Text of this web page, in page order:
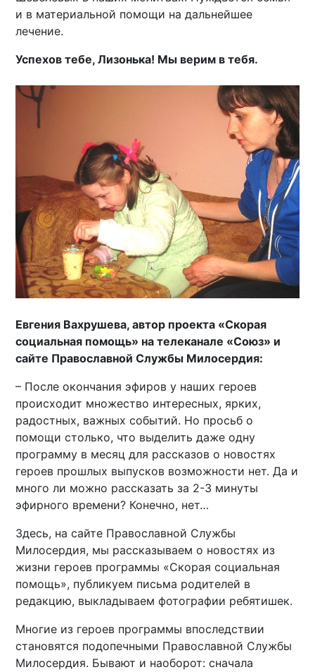
и в материальной помощи на дальнейшее
лечение.
Успехов тебе, Лизонька! Мы верим в тебя.
Евгения Вахрушева, автор проекта «Скорая
социальная помощь» на телеканале «Союз» и
сайте Православной Службы Милосердия:
– После окончания эфиров у наших героев
происходит множество интересных, ярких,
радостных, важных событий. Но просьб о
помощи столько, что выделить даже одну
программу в месяц для рассказов о новостях
героев прошлых выпусков возможности нет. Да и
много ли можно рассказать за 2-3 минуты
эфирного времени? Конечно, нет…
Здесь, на сайте Православной Службы
Милосердия, мы рассказываем о новостях из
жизни героев программы «Скорая социальная
помощь», публикуем письма родителей в
редакцию, выкладываем фотографии ребятишек.
Многие из героев программы впоследствии
становятся подопечными Православной Службы
Милосердия. Бывают и наоборот: сначала